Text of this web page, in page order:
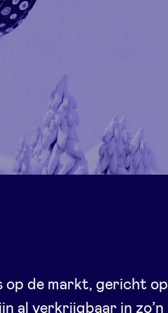
op de markt, gericht op
al verkrijgbaar in zo’n